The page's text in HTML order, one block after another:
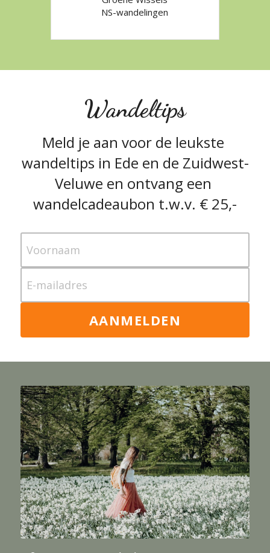
NS-wandelingen
Wandeltips
Meld je aan voor de leukste
wandeltips in Ede en de Zuidwest-
Veluwe en ontvang een
wandelcadeaubon t.w.v. € 25,-
Voornaam
E-mailadres
AANMELDEN